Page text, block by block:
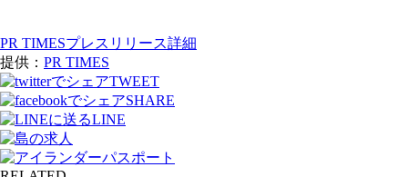
PR TIMESプレスリリース詳細
提供： PR TIMES
TWEET
SHARE
LINE